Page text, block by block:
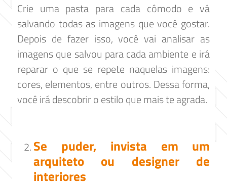
Crie uma pasta para cada cômodo e vá
salvando todas as imagens que você gostar.
Depois de fazer isso, você vai analisar as
imagens que salvou para cada ambiente e irá
reparar o que se repete naquelas imagens:
cores, elementos, entre outros. Dessa forma,
você irá descobrir o estilo que mais te agrada.
Se puder, invista em um
arquiteto ou designer de
interiores